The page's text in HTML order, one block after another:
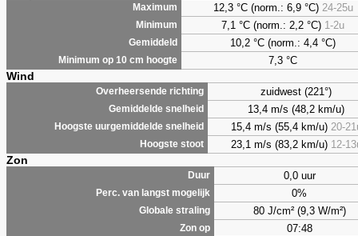
Maximum 12,3 °C (norm.: 6,9 °C) 24-25u
Minimum 7,1 °C (norm.: 2,2 °C) 1-2u
Gemiddeld 10,2 °C (norm.: 4,4 °C)
Minimum op 10 cm hoogte 7,3 °C
Wind
Overheersende richting zuidwest (221°)
Gemiddelde snelheid 13,4 m/s (48,2 km/u)
Hoogste uurgemiddelde snelheid 15,4 m/s (55,4 km/u) 20-
Hoogste stoot 23,1 m/s (83,2 km/u) 12-
Zon
Duur 0,0 uur
Perc. van langst mogelijk 0%
Globale straling 80 J/cm² (9,3 W/m²)
Zon op 07:48